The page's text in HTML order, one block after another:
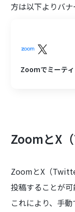
方は以下よりバ
Zoomでミーテ
ZoomとX
ZoomとX（
投稿することが可
これにより、手